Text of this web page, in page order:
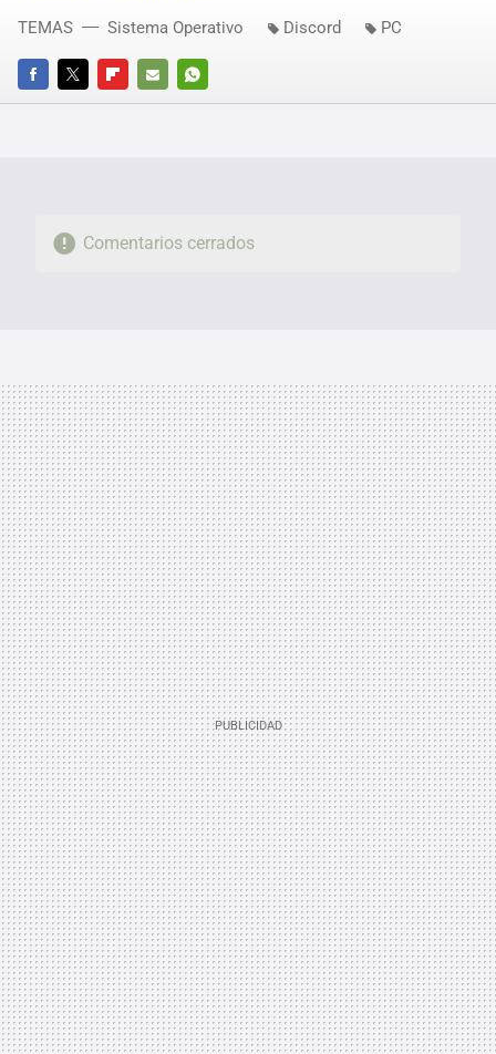
FACEBOOKTWITTERFLIPBOARD
E-
WHATSAPP
TEMAS Sistema Operativo Discord PC
Comentarios cerrados